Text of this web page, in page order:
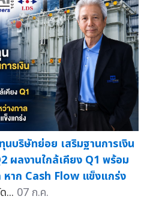
นบริษัทย่อย เสริมฐานการเงิน
ผลงานใกล้เคียง Q1 พร้อม
หาก Cash Flow แข็งแกร่ง
... 07 ก.ค.